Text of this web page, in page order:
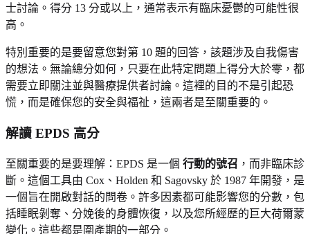
士討論。得分 13 分或以上，通常表示有臨床憂鬱的可能性很
高。
特別重要的是要留意您對第 10 題的回答，該題涉及自我傷害
的想法。無論總分如何，只要在此特定問題上得分大於零，都
需要立即關注並與醫療提供者討論。這裡的目的不是引起恐
慌，而是確保您的安全與福祉，這兩者是至關重要的。
解讀 EPDS 高分
至關重要的是要理解：EPDS 是一個 行動的號召 ，而非臨床診
斷。這個工具由 Cox、Holden 和 Sagovsky 於 1987 年開發，是
一個旨在開啟對話的問卷。許多因素都可能影響您的分數，包
括睡眠剝奪、分娩後的身體恢復，以及您所經歷的巨大荷爾蒙
變化。這些都是圍產期的一部分。